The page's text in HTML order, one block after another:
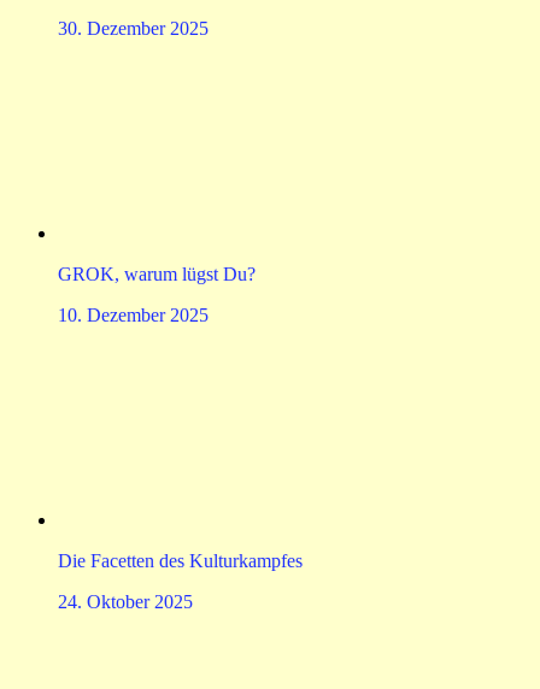
30. Dezember 2025
GROK, warum lügst Du?
10. Dezember 2025
Die Facetten des Kulturkampfes
24. Oktober 2025